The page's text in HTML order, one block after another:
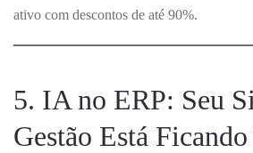
ativo com descontos de até 90%.
5. IA no ERP: Seu
Gestão Está